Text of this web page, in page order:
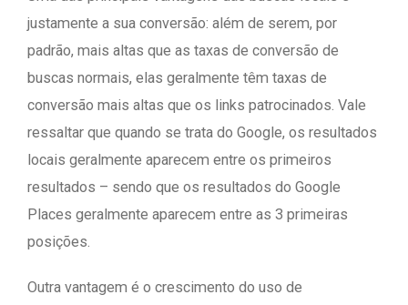
justamente a sua conversão: além de serem, por
padrão, mais altas que as taxas de conversão de
buscas normais, elas geralmente têm taxas de
conversão mais altas que os links patrocinados. Vale
ressaltar que quando se trata do Google, os resultados
locais geralmente aparecem entre os primeiros
resultados – sendo que os resultados do Google
Places geralmente aparecem entre as 3 primeiras
posições.
Outra vantagem é o crescimento do uso de